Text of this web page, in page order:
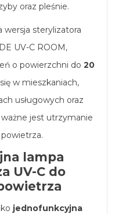
oraz pleśnie.
sterylizatora
UV-C ROOM,
o powierzchni do 20
w mieszkaniach,
usługowych oraz
jest utrzymanie
lampa
UV-C do
jednofunkcyjna